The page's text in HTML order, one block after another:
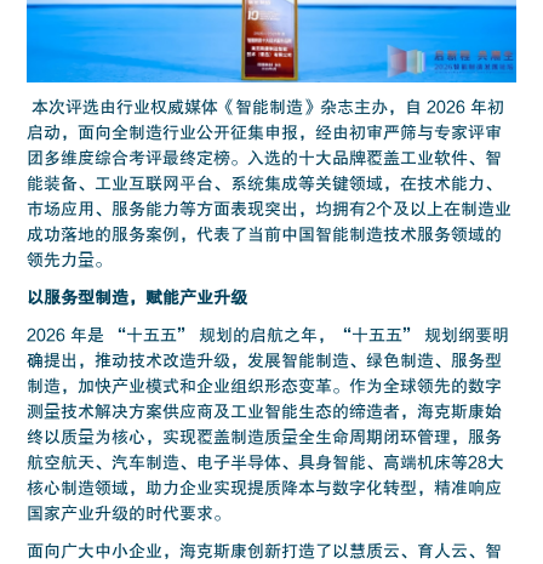
本次评选由行业权威媒体《智能制造》杂志主办，自 2026 年初
启动，面向全制造行业公开征集申报，经由初审严筛与专家评审
团多维度综合考评最终定榜。入选的十大品牌覆盖工业软件、智
能装备、工业互联网平台、系统集成等关键领域，在技术能力、
市场应用、服务能力等方面表现突出，均拥有2个及以上在制造业
成功落地的服务案例，代表了当前中国智能制造技术服务领域的
领先力量。
以服务型制造，赋能产业升级
2026 年是 “十五五” 规划的启航之年，“十五五” 规划纲要明
确提出，推动技术改造升级，发展智能制造、绿色制造、服务型
制造，加快产业模式和企业组织形态变革。作为全球领先的数字
测量技术解决方案供应商及工业智能生态的缔造者，海克斯康始
终以质量为核心，实现覆盖制造质量全生命周期闭环管理，服务
航空航天、汽车制造、电子半导体、具身智能、高端机床等28大
核心制造领域，助力企业实现提质降本与数字化转型，精准响应
国家产业升级的时代要求。
面向广大中小企业，海克斯康创新打造了以慧质云、育人云、智